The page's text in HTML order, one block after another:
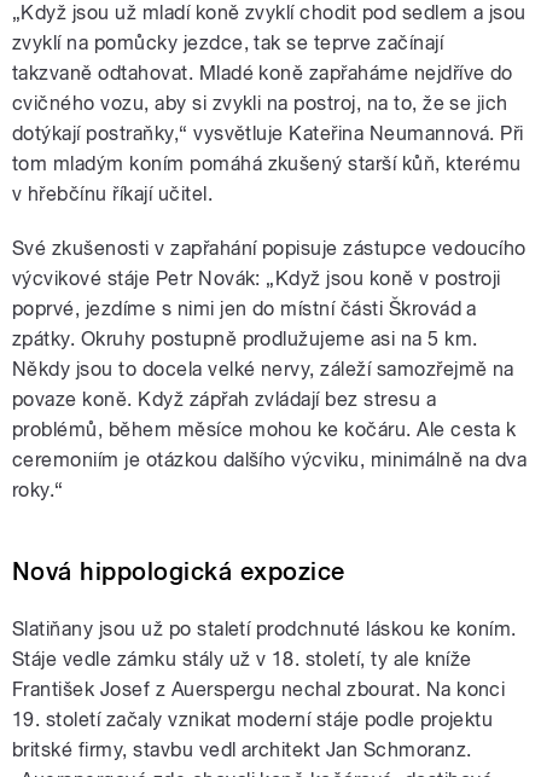
„Když jsou už mladí koně zvyklí chodit pod sedlem a jsou
zvyklí na pomůcky jezdce, tak se teprve začínají
takzvaně odtahovat. Mladé koně zapřaháme nejdříve do
cvičného vozu, aby si zvykli na postroj, na to, že se jich
dotýkají postraňky,“ vysvětluje Kateřina Neumannová. Při
tom mladým koním pomáhá zkušený starší kůň, kterému
v hřebčínu říkají učitel.
Své zkušenosti v zapřahání popisuje zástupce vedoucího
výcvikové stáje Petr Novák: „Když jsou koně v postroji
poprvé, jezdíme s nimi jen do místní části Škrovád a
zpátky. Okruhy postupně prodlužujeme asi na 5 km.
Někdy jsou to docela velké nervy, záleží samozřejmě na
povaze koně. Když zápřah zvládají bez stresu a
problémů, během měsíce mohou ke kočáru. Ale cesta k
ceremoniím je otázkou dalšího výcviku, minimálně na dva
roky.“
Nová hippologická expozice
Slatiňany jsou už po staletí prodchnuté láskou ke koním.
Stáje vedle zámku stály už v 18. století, ty ale kníže
František Josef z Auerspergu nechal zbourat. Na konci
19. století začaly vznikat moderní stáje podle projektu
britské firmy, stavbu vedl architekt Jan Schmoranz.